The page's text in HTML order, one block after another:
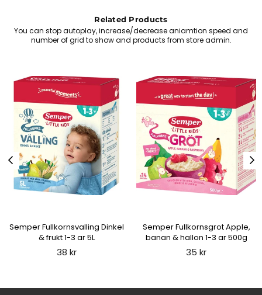
Related Products
You can stop autoplay, increase/decrease aniamtion speed and
number of grid to show and products from store admin.
Semper Fullkornsvalling Dinkel
& frukt 1-3 ar 5L
Regular
38 kr
Semper Fullkornsgrot Apple,
banan & hallon 1-3 ar 500g
Regular
35 kr